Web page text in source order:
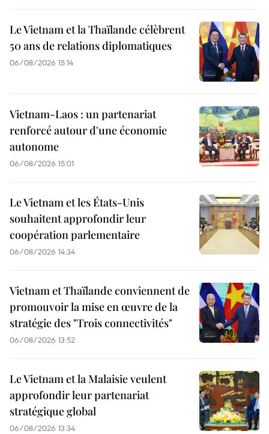
Le Vietnam et la Thaïlande célèbrent
50 ans de relations diplomatiques
06/08/2026 15:14
Vietnam-Laos : un partenariat
renforcé autour d'une économie
autonome
06/08/2026 15:01
Le Vietnam et les États-Unis
souhaitent approfondir leur
coopération parlementaire
06/08/2026 14:34
Vietnam et Thaïlande conviennent de
promouvoir la mise en œuvre de la
stratégie des "Trois connectivités"
06/08/2026 13:52
Le Vietnam et la Malaisie veulent
approfondir leur partenariat
stratégique global
06/08/2026 13:34